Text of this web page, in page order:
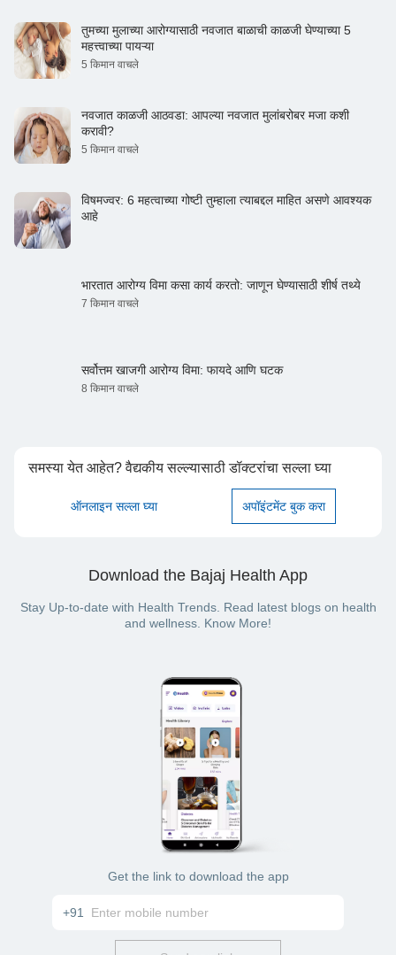
तुमच्या मुलाच्या आरोग्यासाठी नवजात बाळाची काळजी घेण्याच्या 5
महत्त्वाच्या पायऱ्या
5 किमान वाचले
नवजात काळजी आठवडा: आपल्या नवजात मुलांबरोबर मजा कशी
करावी?
5 किमान वाचले
विषमज्वर: 6 महत्वाच्या गोष्टी तुम्हाला त्याबद्दल माहित असणे आवश्यक
आहे
भारतात आरोग्य विमा कसा कार्य करतो: जाणून घेण्यासाठी शीर्ष तथ्ये
7 किमान वाचले
सर्वोत्तम खाजगी आरोग्य विमा: फायदे आणि घटक
8 किमान वाचले
समस्या येत आहेत? वैद्यकीय सल्ल्यासाठी डॉक्टरांचा सल्ला घ्या
ऑनलाइन सल्ला घ्या अपॉइंटमेंट बुक करा
Download the Bajaj Health App
Stay Up-to-date with Health Trends. Read latest blogs on health
and wellness. Know More!
Get the link to download the app
+91